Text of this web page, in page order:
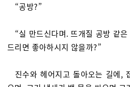
“공방?”
“실 만드신다며. 뜨개질 공방 같
드리면 좋아하시지 않을까?”
진수와 헤어지고 돌아오는 길에,